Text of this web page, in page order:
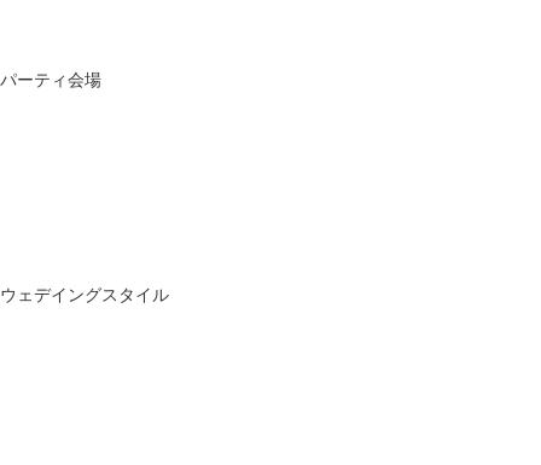
パーティ会場
ウェデイングスタイル